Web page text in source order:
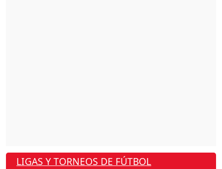
LIGAS Y TORNEOS DE FÚTBOL